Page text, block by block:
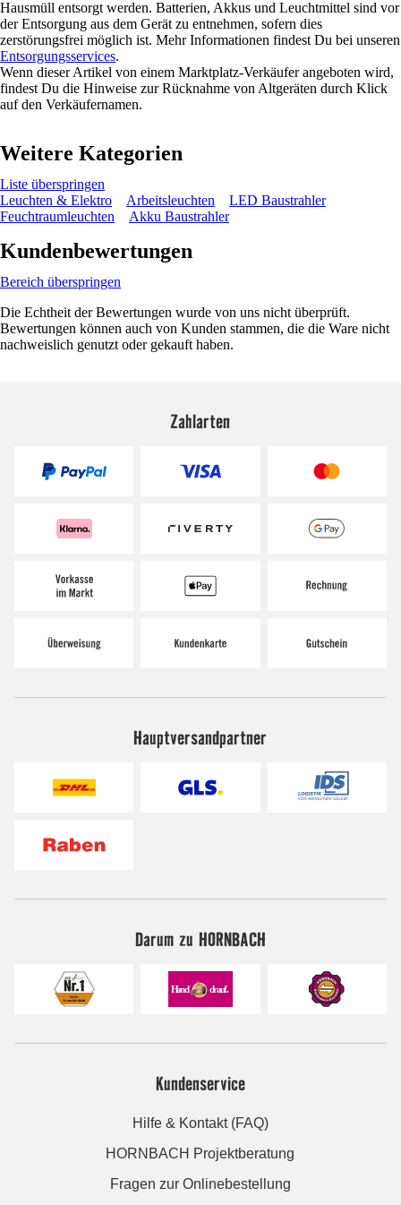
Hausmüll entsorgt werden. Batterien, Akkus und Leuchtmittel sind vor
der Entsorgung aus dem Gerät zu entnehmen, sofern dies
zerstörungsfrei möglich ist. Mehr Informationen findest Du bei unseren
Entsorgungsservices.
Wenn dieser Artikel von einem Marktplatz-Verkäufer angeboten wird,
findest Du die Hinweise zur Rücknahme von Altgeräten durch Klick
auf den Verkäufernamen.
Weitere Kategorien
Liste überspringen
Leuchten & Elektro
Arbeitsleuchten
LED Baustrahler
Feuchtraumleuchten
Akku Baustrahler
Kundenbewertungen
Bereich überspringen
Die Echtheit der Bewertungen wurde von uns nicht überprüft.
Bewertungen können auch von Kunden stammen, die die Ware nicht
nachweislich genutzt oder gekauft haben.
Zahlarten
Hauptversandpartner
Darum zu HORNBACH
Kundenservice
Hilfe & Kontakt (FAQ)
HORNBACH Projektberatung
Fragen zur Onlinebestellung